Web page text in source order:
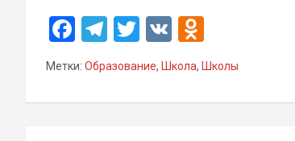
F
a
ce
b
T
e
gr
T
wi
tt
er
V
d
n
o
Метки: Образование, Школа, Школы